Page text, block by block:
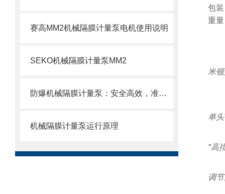
赛高MM2机械隔膜计量泵电机使用说明
SEKO机械隔膜计量泵MM2
防爆机械隔膜计量泵：安全高效，准确计量新选择
机械隔膜计量泵运行原理
包
重
米
单
*高
调